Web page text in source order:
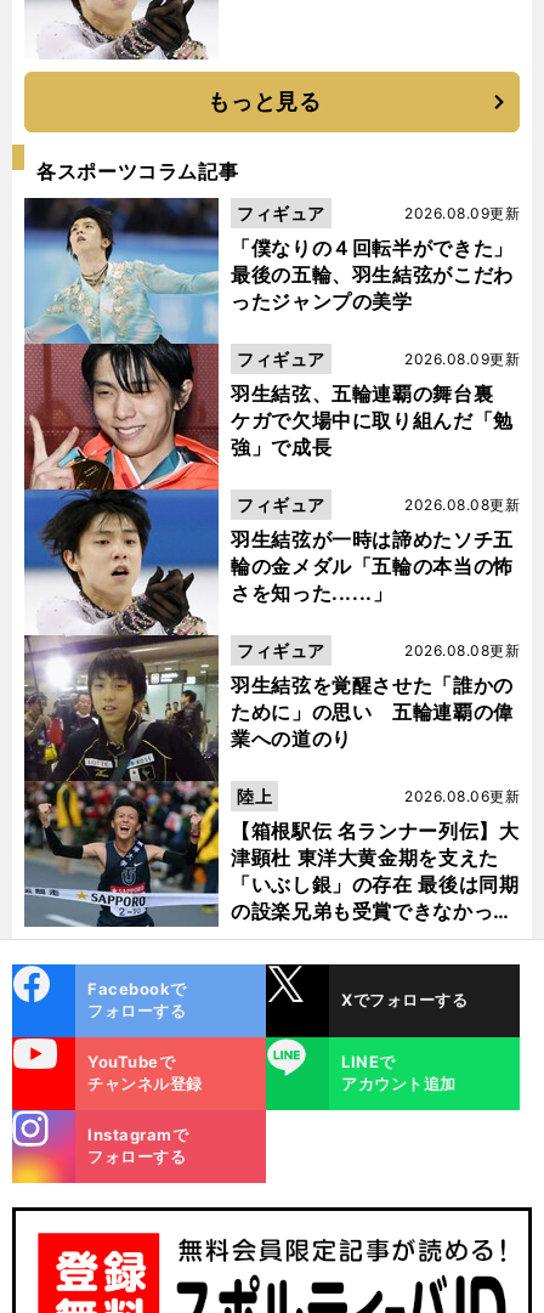
もっと見る
各スポーツコラム記事
「僕なりの４回転半ができた」
最後の五輪、羽生結弦がこだわ
ったジャンプの美学
2026.08.09更新
フィギュア
羽生結弦、五輪連覇の舞台裏
ケガで欠場中に取り組んだ「勉
強」で成長
2026.08.09更新
フィギュア
羽生結弦が一時は諦めたソチ五
輪の金メダル「五輪の本当の怖
さを知った......」
2026.08.08更新
フィギュア
羽生結弦を覚醒させた「誰かの
ために」の思い 五輪連覇の偉
業への道のり
2026.08.08更新
フィギュア
【箱根駅伝 名ランナー列伝】大
津顕杜 東洋大黄金期を支えた
「いぶし銀」の存在 最後は同期
の設楽兄弟も受賞できなかった
金栗杯に輝く
2026.08.06更新
陸上
ok
Facebookで
フォローする
Xでフォローする
YouTubeで
チャンネル登録
LINE
LINEで
アカウント追加
m
Instagramで
フォローする